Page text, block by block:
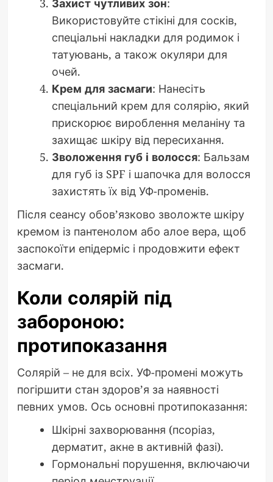
Захист чутливих зон:
Використовуйте стікіні для сосків,
спеціальні накладки для родимок і
татуювань, а також окуляри для
очей.
Крем для засмаги: Нанесіть
спеціальний крем для солярію, який
прискорює вироблення меланіну та
захищає шкіру від пересихання.
Зволоження губ і волосся: Бальзам
для губ із SPF і шапочка для волосся
захистять їх від УФ-променів.
Після сеансу обов’язково зволожте шкіру
кремом із пантенолом або алое вера, щоб
заспокоїти епідерміс і продовжити ефект
засмаги.
Коли солярій під
забороною:
протипоказання
Солярій – не для всіх. УФ-промені можуть
погіршити стан здоров’я за наявності
певних умов. Ось основні протипоказання:
Шкірні захворювання (псоріаз,
дерматит, акне в активній фазі).
Гормональні порушення, включаючи